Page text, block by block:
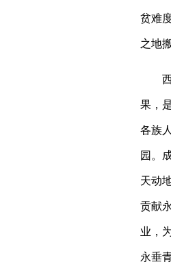
贫难
之地
西
果，
各族
园。
天动
贡献
业，
永垂